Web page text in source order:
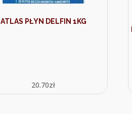
ATLAS PŁYN DELFIN 1KG
20.70zł